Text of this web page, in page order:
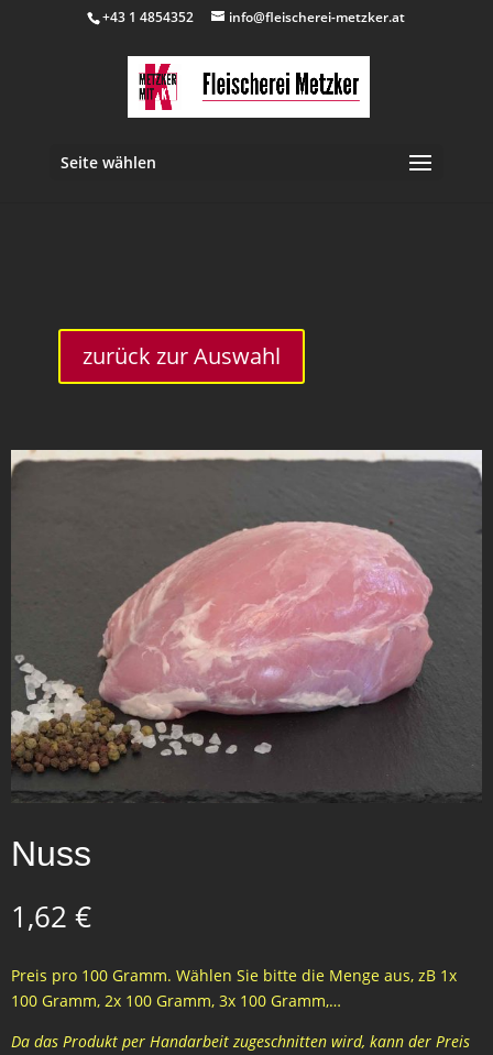
+43 1 4854352 info@fleischerei-metzker.at
Seite wählen
zurück zur Auswahl
Nuss
1,62 €
Preis pro 100 Gramm. Wählen Sie bitte die Menge aus, zB 1x
100 Gramm, 2x 100 Gramm, 3x 100 Gramm,…
Da das Produkt per Handarbeit zugeschnitten wird, kann der Preis